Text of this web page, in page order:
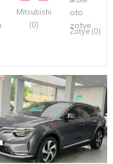
Mitsubishi
(0)
Zotye (0)